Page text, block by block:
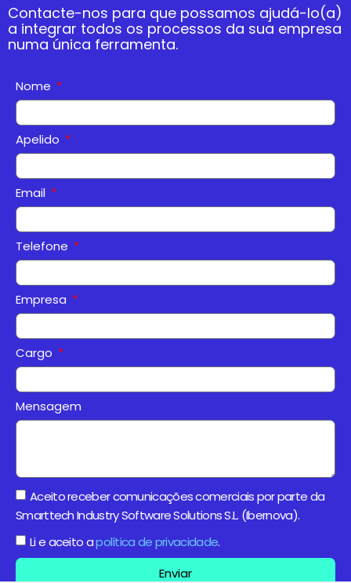
Contacte-nos para que possamos ajudá-lo(a)
a integrar todos os processos da sua empresa
numa única ferramenta.
Nome
Apelido
Email
Telefone
Empresa
Cargo
Mensagem
Aceito receber comunicações comerciais por parte da
Smarttech Industry Software Solutions S.L. (Ibernova).
Li e aceito apolítica de privacidade.
Enviar